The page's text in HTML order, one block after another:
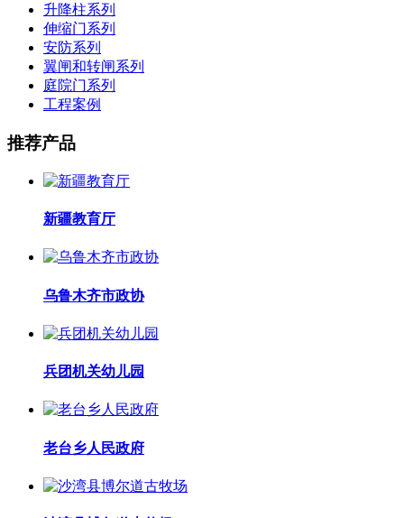
升降柱系列
伸缩门系列
安防系列
翼闸和转闸系列
庭院门系列
工程案例
推荐产品
新疆教育厅
乌鲁木齐市政协
兵团机关幼儿园
老台乡人民政府